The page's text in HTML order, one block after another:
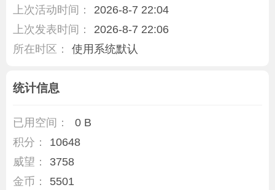
上次活动时间：
2026-8-7 22:04
上次发表时间：
2026-8-7 22:06
所在时区：
使用系统默认
统计信息
已用空间：
0 B
积分：
10648
威望：
3758
金币：
5501